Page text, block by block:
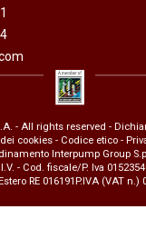
- All rights reserved -
cookies- Codice etico-
Interpump Group
- Cod. fiscale/P. Iva
RE 016191P.IVA (VAT n.)